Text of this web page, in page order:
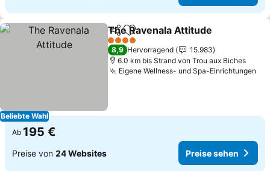
Beliebte Wahl
TeilenZu Favoriten hinzufügen
The Ravenala Attitude
4 Sterne
8,9 Hervorragend
15.983
6.0 km bis Strand von Trou aux Biches
Eigene Wellness- und Spa-Einrichtungen
Ab 195 €
Preise von 24 Websites Preise sehen